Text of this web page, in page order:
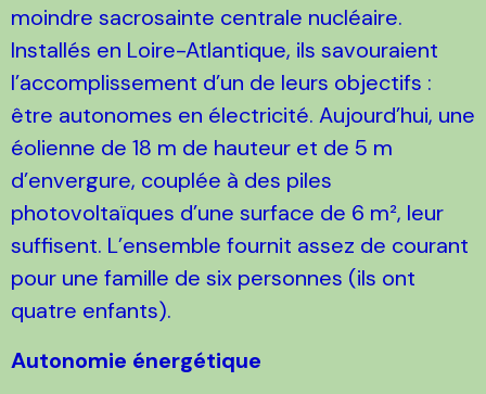
moindre sacrosainte centrale nucléaire.
Installés en Loire-Atlantique, ils savouraient
l’accomplissement d’un de leurs objectifs :
être autonomes en électricité. Aujourd’hui, une
éolienne de 18 m de hauteur et de 5 m
d’envergure, couplée à des piles
photovoltaïques d’une surface de 6 m², leur
suffisent. L’ensemble fournit assez de courant
pour une famille de six personnes (ils ont
quatre enfants).
Autonomie énergétique